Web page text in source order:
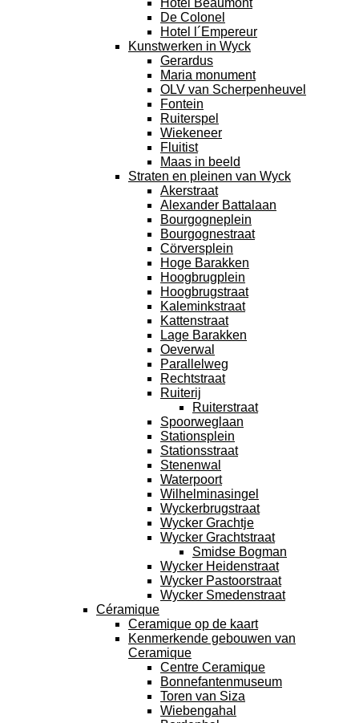
Hotel Beaumont
De Colonel
Hotel l´Empereur
Kunstwerken in Wyck
Gerardus
Maria monument
OLV van Scherpenheuvel
Fontein
Ruiterspel
Wiekeneer
Fluitist
Maas in beeld
Straten en pleinen van Wyck
Akerstraat
Alexander Battalaan
Bourgogneplein
Bourgognestraat
Cörversplein
Hoge Barakken
Hoogbrugplein
Hoogbrugstraat
Kaleminkstraat
Kattenstraat
Lage Barakken
Oeverwal
Parallelweg
Rechtstraat
Ruiterij
Ruiterstraat
Spoorweglaan
Stationsplein
Stationsstraat
Stenenwal
Waterpoort
Wilhelminasingel
Wyckerbrugstraat
Wycker Grachtje
Wycker Grachtstraat
Smidse Bogman
Wycker Heidenstraat
Wycker Pastoorstraat
Wycker Smedenstraat
Céramique
Ceramique op de kaart
Kenmerkende gebouwen van
Ceramique
Centre Ceramique
Bonnefantenmuseum
Toren van Siza
Wiebengahal